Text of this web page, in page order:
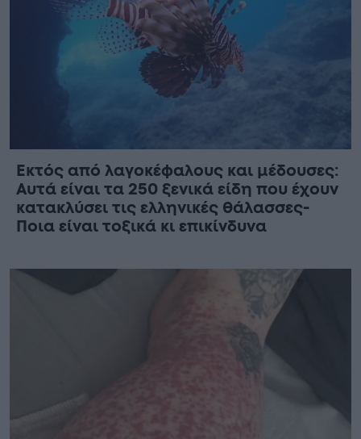
Εκτός από λαγοκέφαλους και μέδουσες:
Aυτά είναι τα 250 ξενικά είδη που έχουν
κατακλύσει τις ελληνικές θάλασσες-
Ποια είναι τοξικά κι επικίνδυνα